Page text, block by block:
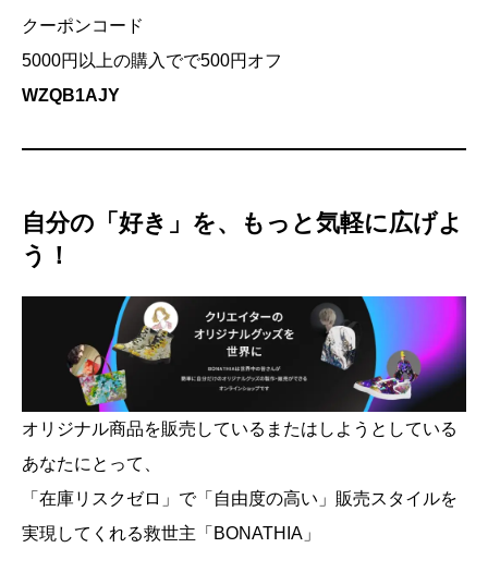
クーポンコード
5000円以上の購入でで500円オフ
WZQB1AJY
自分の「好き」を、もっと気軽に広げよ
う！
オリジナル商品を販売しているまたはしようとしている
あなたにとって、
「在庫リスクゼロ」で「自由度の高い」販売スタイルを
実現してくれる救世主「BONATHIA」